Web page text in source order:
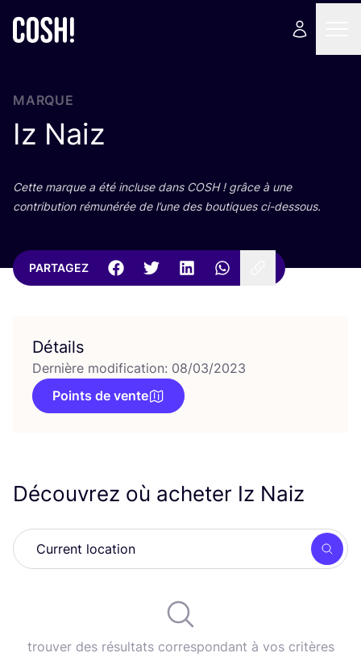
MARQUE
Iz Naiz
Cette marque a été incluse dans COSH! grâce à une
contri­bu­tion rému­né­rée de l’une des bou­tiques ci-dessous.
PARTAGEZ
Détails
Dernière modification: 08/03/2023
Points de vente
Découvrez où acheter Iz Naiz
trouver des résultats correspondant à vos critères